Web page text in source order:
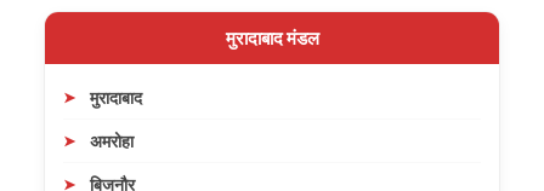
मुरादाबाद मंडल
मुरादाबाद
अमरोहा
बिजनौर